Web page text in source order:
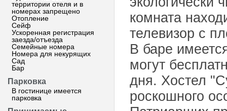
территории отеля и в
номерах запрещено
Отопление
Сейф
Ускоренная регистрация
заезда/отъезда
Семейные номера
Номера для некурящих
Сад
Бар
Парковка
В гостинице имеется
парковка
комната
телевизор с
В баре
могут
дня. Хостел
роскошного